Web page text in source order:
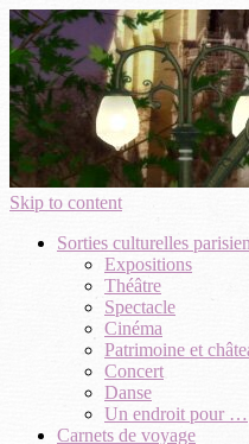
Skip to content
Sorties culturelles
Expositions
Théâtre
Spectacle
Cinéma
Patrimoine et
Concert
Danse
Un endroit pour …
Carnets de voyage